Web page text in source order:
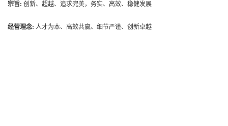
宗旨: 创新、超越、追求完美，务实、高效、稳健发展
经营理念: 人才为本、高效共赢、细节严谨、创新卓越